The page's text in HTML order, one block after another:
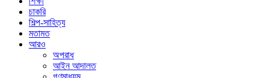
চাকরি
শিল্প-সাহিত্য
মতামত
আরও
অপরাধ
আইন আদালত